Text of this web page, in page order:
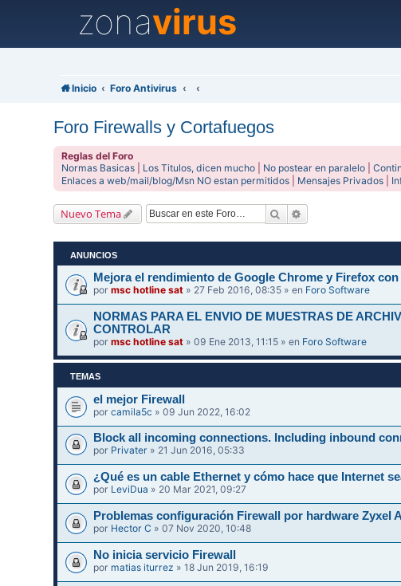
zonavirus
Inicio Foro Antivirus
Foro Firewalls y Cortafuegos
Reglas del Foro
Normas Basicas
Los Titulos, dicen mucho No postear en paralelo |
Enlaces a web/mail/blog/Msn NO estan permitidos
Mensajes Privados
Nuevo Tema Buscar
ANUNCIOS
Mejora el rendimiento de Google Chrome y Firefox
pormsc hotline sat » 27 Feb 2016, 08:35 » en Foro Software
NORMAS PARA EL ENVIO DE MUESTRAS DE
CONTROLAR
pormsc hotline sat » 09 Ene 2013, 11:15 » en Foro Software
TEMAS
el mejor Firewall
porcamila5c » 09 Jun 2022, 16:02
Block all incoming connections. Including inbound
por Privater » 21 Jun 2016, 05:33
¿Qué es un cable Ethernet y cómo hace que Internet
por LeviDua » 20 Mar 2021, 09:27
Problemas configuración Firewall por hardware Zyxel
por Hector C » 07 Nov 2020, 10:48
No inicia servicio Firewall
por matias iturrez » 18 Jun 2019, 16:19